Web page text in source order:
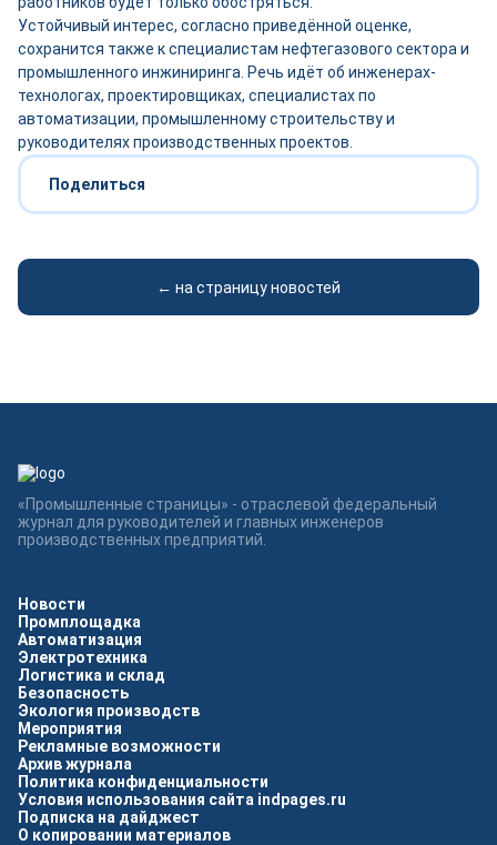
Устойчивый интерес, согласно приведённой оценке,
сохранится также к специалистам нефтегазового сектора и
промышленного инжиниринга. Речь идёт об инженерах-
технологах, проектировщиках, специалистах по
автоматизации, промышленному строительству и
руководителях производственных проектов.
Поделиться
← на страницу новостей
Новости
Промплощадка
Автоматизация
Электротехника
Логистика и склад
Безопасность
Экология производств
Мероприятия
Рекламные возможности
Архив журнала
Политика конфиденциальности
Условия использования сайта indpages.ru
Подписка на дайджест
О копировании материалов
«Промышленные страницы» - отраслевой федеральный
журнал для руководителей и главных инженеров
производственных предприятий.